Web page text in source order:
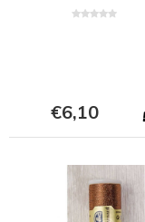
€6,10